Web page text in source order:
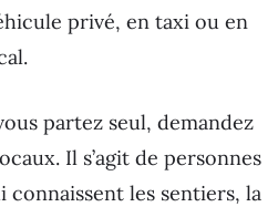
privé, en taxi ou en
partez seul, demandez
Il s’agit de personnes
connaissent les sentiers, la